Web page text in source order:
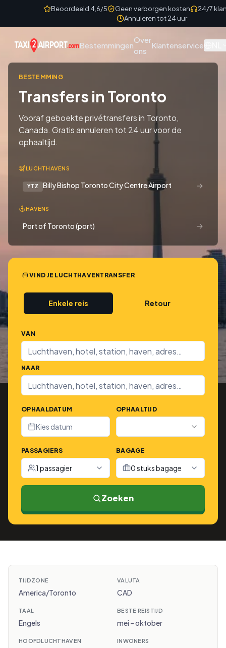
Skip to contentBeoordeeld 4,6/5 Geen verborgen kosten
24/7
Annuleren tot 24 uur
Bestemmingen
Over
ons
Klantenservice
BESTEMMING
Transfers in Toronto
Vooraf geboekte privétransfers in Toronto,
Canada. Gratis annuleren tot 24 uur voor de
ophaaltijd.
LUCHTHAVENS
YTZ Billy Bishop Toronto City Centre Airport →
HAVENS
Port of Toronto (port) →
VIND JE LUCHTHAVENTRANSFER
Enkele reis Retour
VAN
NAAR
OPHAALDATUM
Kies datum
OPHAALTIJD
PASSAGIERS
1 passagier
BAGAGE
0 stuks bagage
Zoeken
TIJDZONE
America/Toronto
VALUTA
CAD
TAAL
Engels
BESTE REISTIJD
mei – oktober
HOOFDLUCHTHAVEN INWONERS